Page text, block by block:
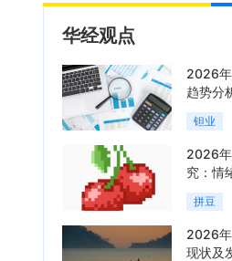
华经观点
2026
趋势分
给曲线
钽业
2026
究：情
赛道「
拼豆
2026
现状及